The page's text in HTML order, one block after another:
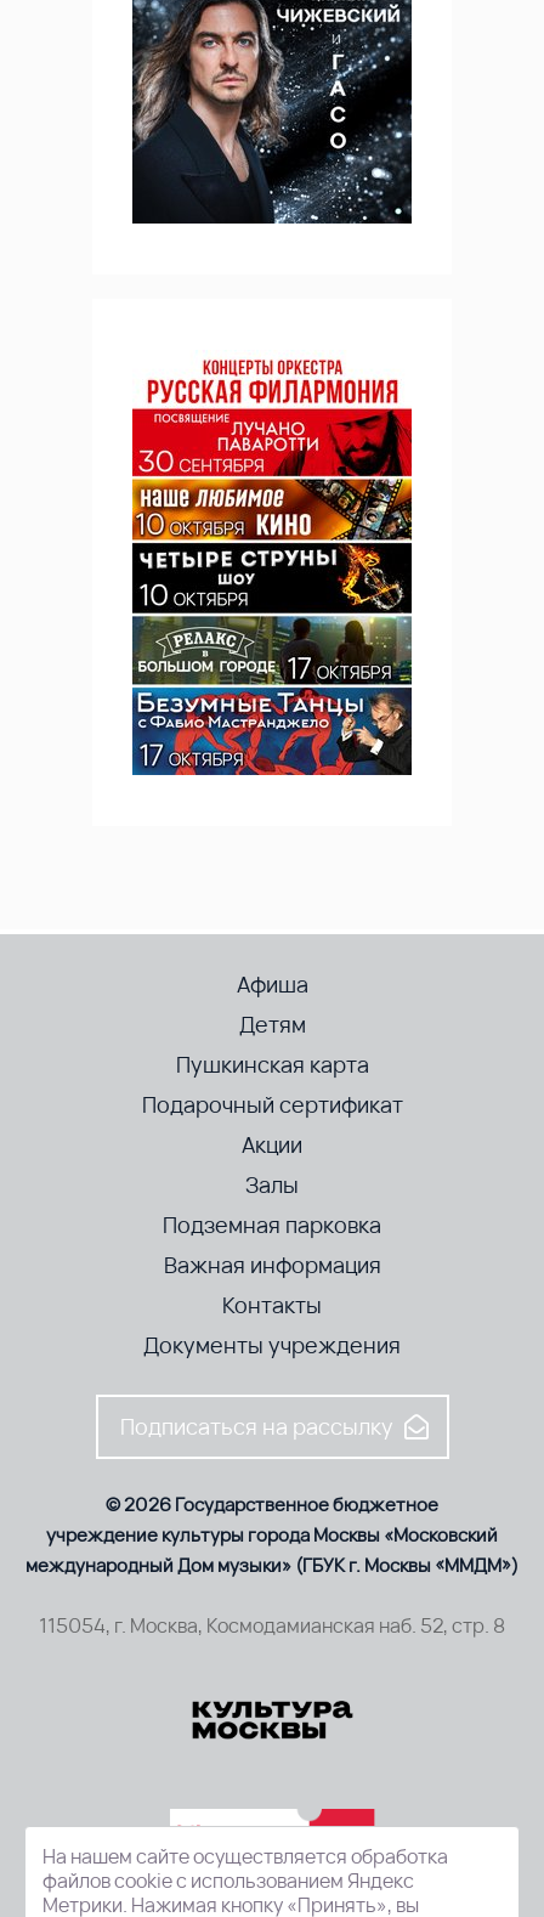
Афиша
Детям
Пушкинская карта
Подарочный сертификат
Акции
Залы
Подземная парковка
Важная информация
Контакты
Документы учреждения
Подписаться на рассылку
© 2026 Государственное бюджетное
учреждение культуры города Москвы «Московский
международный Дом музыки» (ГБУК г. Москвы «ММДМ»)
115054, г. Москва, Космодамианская наб. 52, стр. 8
На нашем сайте осуществляется обработка
файлов cookie с использованием Яндекс
Метрики. Нажимая кнопку «Принять», вы